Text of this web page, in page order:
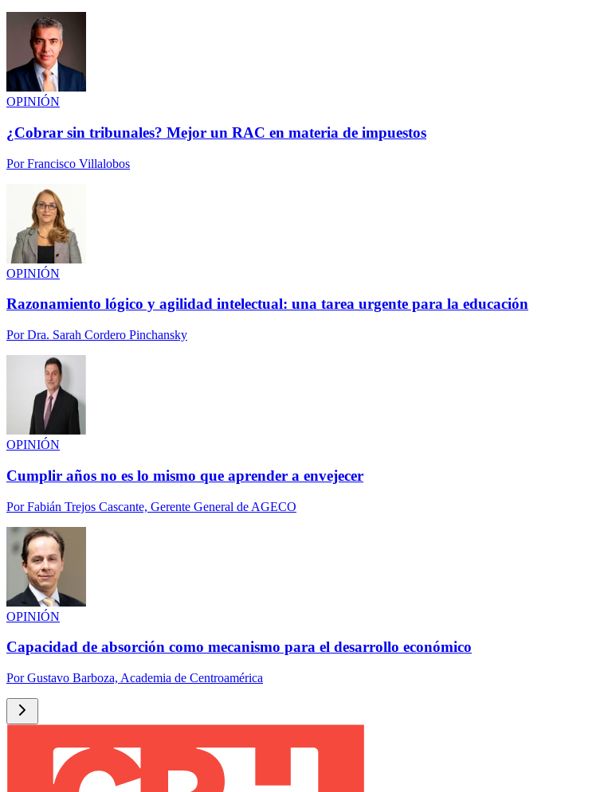
OPINIÓN
¿Cobrar sin tribunales? Mejor un RAC en materia de impuestos
PorFrancisco Villalobos
OPINIÓN
Razonamiento lógico y agilidad intelectual: una tarea urgente para la educación
PorDra. Sarah Cordero Pinchansky
OPINIÓN
Cumplir años no es lo mismo que aprender a envejecer
PorFabián Trejos Cascante, Gerente General de AGECO
OPINIÓN
Capacidad de absorción como mecanismo para el desarrollo económico
PorGustavo Barboza, Academia de Centroamérica